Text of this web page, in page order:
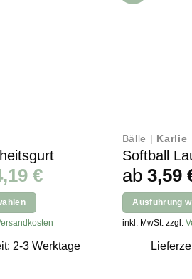
€
€Aktueller
4,19 €.
2-3 Werktage
Bälle | Karlie
Softball
ab 3,59
Ausführung
Dieses
inkl. MwSt. zzgl.